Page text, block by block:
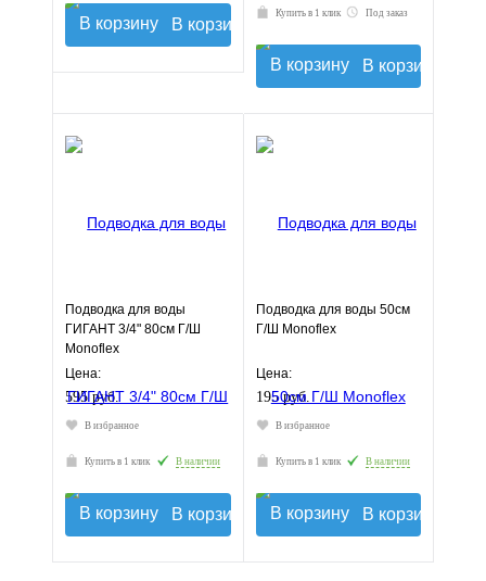
В корзину
Купить в 1 клик Под заказ
В корзину
Подводка для воды
ГИГАНТ 3/4" 80см Г/Ш
Monoflex
Цена:
595 руб.
В избранное
Купить в 1 клик В наличии
В корзину
Подводка для воды 50см
Г/Ш Monoflex
Цена:
195 руб.
В избранное
Купить в 1 клик В наличии
В корзину